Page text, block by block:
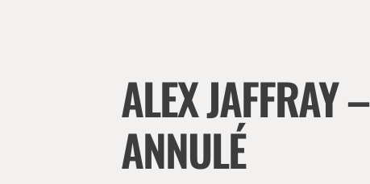
ALEX JAFFRAY –
ANNULÉ